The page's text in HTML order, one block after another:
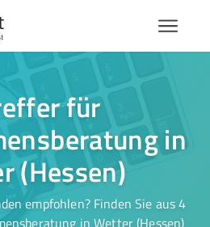
für
in
(Hessen)
empfohlen? Finden Sie aus 4
in Wetter (Hessen)